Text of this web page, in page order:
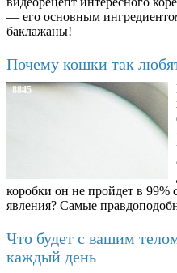
— его основным
баклажаны!
Почему кошки так
8845
коробки он не пройдет в 99%
явления? Самые
Что будет с вашим
каждый день